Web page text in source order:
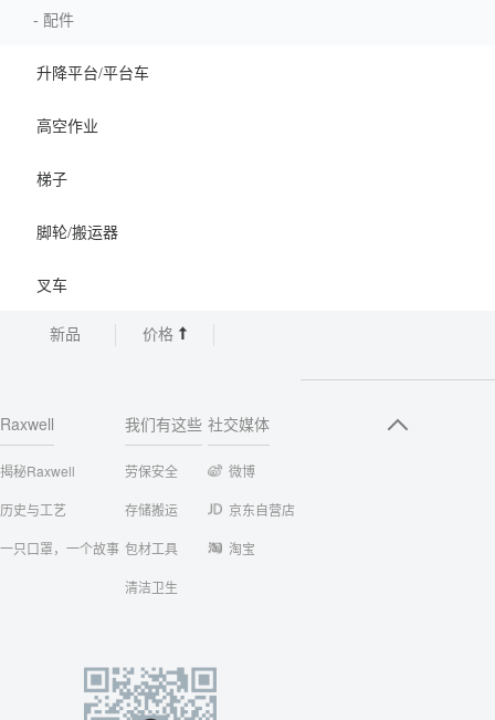
- 配件
升降平台/平台车
高空作业
梯子
脚轮/搬运器
叉车
新品 价格
Raxwell
揭秘Raxwell
历史与工艺
一只口罩，一个故事
我们有这些
劳保安全
存储搬运
包材工具
清洁卫生
社交媒体
微博
京东自营店
淘宝